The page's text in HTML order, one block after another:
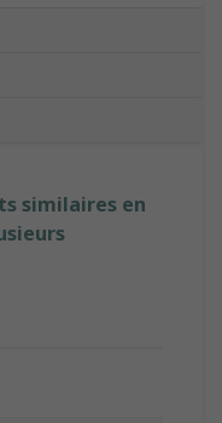
similaires en